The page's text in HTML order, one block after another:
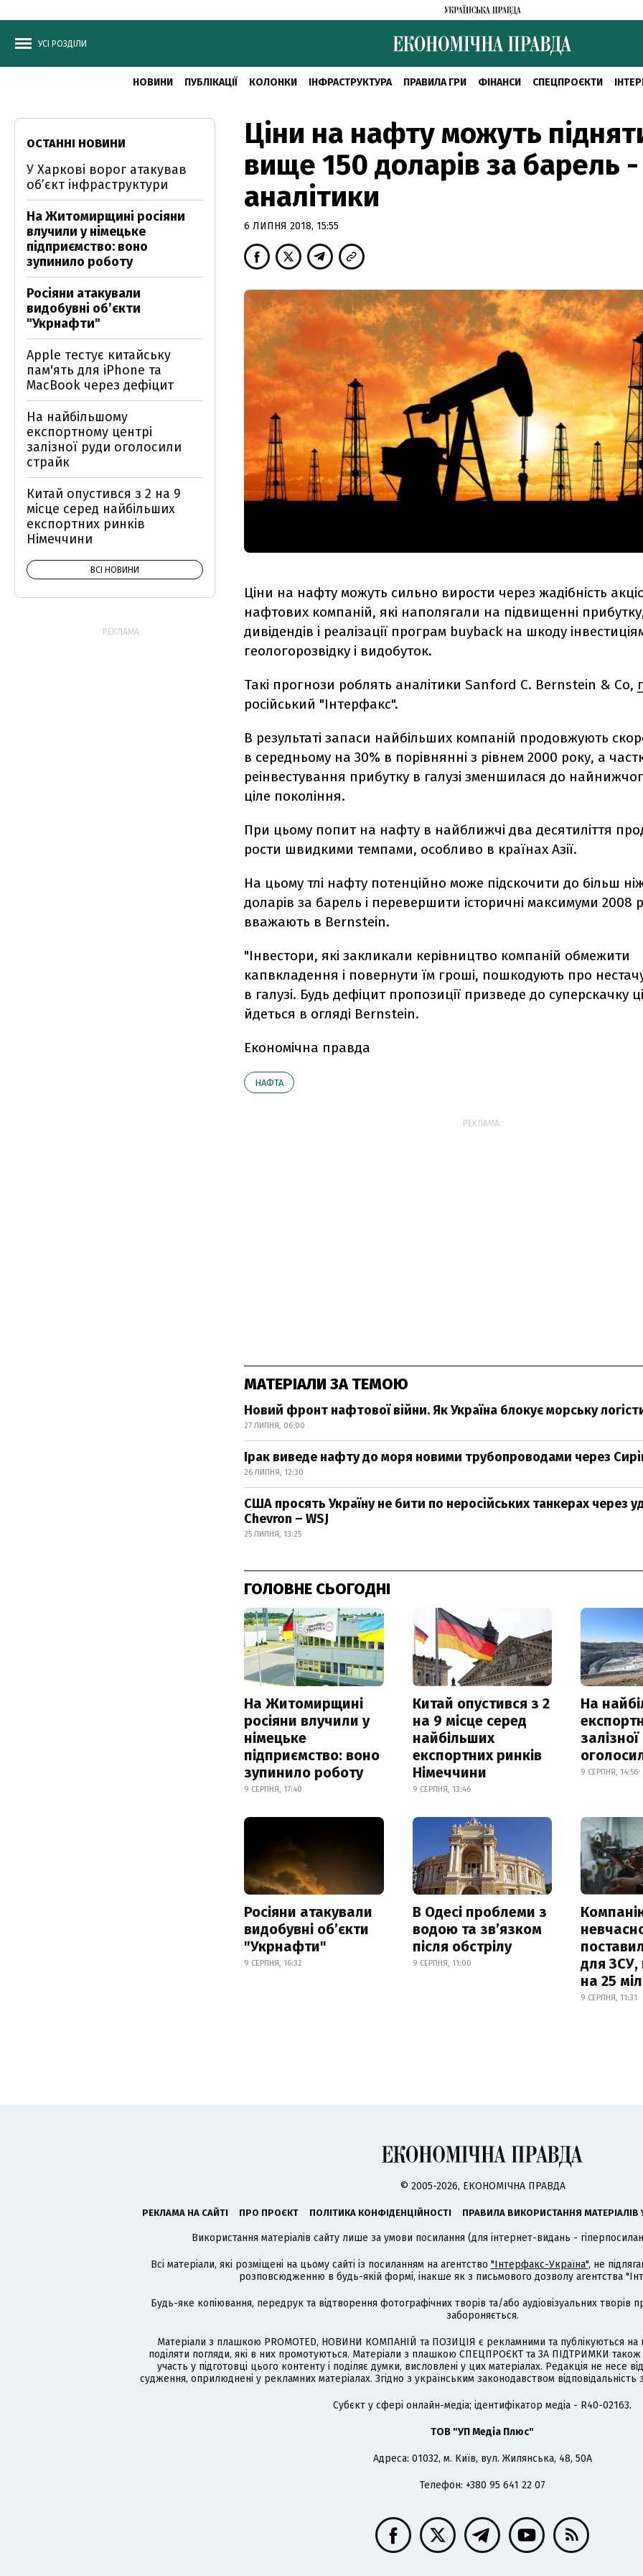
УСІ РОЗДІЛИ
НОВИНИ ПУБЛІКАЦІЇ КОЛОНКИ ІНФРАСТРУКТУРА ПРАВИЛА ГРИ ФІНАНСИ СПЕЦПРОЄКТИ
Ціни на нафту можуть
вище 150 доларів за барель -
аналітики
6 ЛИПНЯ 2018, 15:55
Ціни на нафту можуть сильно вирости через жадібність
нафтових компаній, які наполягали на підвищенні
дивідендів і реалізації програм buyback на шкоду
геологорозвідку і видобуток.
Такі прогнози роблять аналітики Sanford C. Bernstein & Co,
російський "Інтерфакс".
В результаті запаси найбільших компаній продовжують
в середньому на 30% в порівнянні з рівнем 2000 року, а
реінвестування прибутку в галузі зменшилася до
ціле покоління.
При цьому попит на нафту в найближчі два десятиліття
рости швидкими темпами, особливо в країнах Азії.
На цьому тлі нафту потенційно може підскочити до більш
доларів за барель і перевершити історичні максимуми 2008
вважають в Bernstein.
"Інвестори, які закликали керівництво компаній обмежити
капвкладення і повернути їм гроші, пошкодують про нестачу
в галузі. Будь дефіцит пропозиції призведе до суперскачку
йдеться в огляді Bernstein.
Економічна правда
НАФТА
РЕКЛАМА:
МАТЕРІАЛИ ЗА ТЕМОЮ
Новий фронт нафтової війни. Як Україна блокує морську
27 ЛИПНЯ, 06:00
Ірак виведе нафту до моря новими трубопроводами через
26 ЛИПНЯ, 12:30
США просять Україну не бити по неросійських танкерах через
Chevron – WSJ
25 ЛИПНЯ, 13:25
ГОЛОВНЕ СЬОГОДНІ
На Житомирщині
росіяни влучили у
німецьке
підприємство: воно
зупинило роботу
9 СЕРПНЯ, 17:40
Китай опустився з 2
на 9 місце серед
найбільших
експортних ринків
Німеччини
9 СЕРПНЯ, 13:46
На
9 СЕРПНЯ, 14:56
Росіяни атакували
видобувні обʼєкти
"Укрнафти"
9 СЕРПНЯ, 16:32
В Одесі проблеми з
водою та звʼязком
після обстрілу
9 СЕРПНЯ, 11:00
для ЗСУ,
на 25
9 СЕРПНЯ, 11:31
ОСТАННІ НОВИНИ
У Харкові ворог атакував
обʼєкт інфраструктури
На Житомирщині росіяни
влучили у німецьке
підприємство: воно
зупинило роботу
Росіяни атакували
видобувні обʼєкти
"Укрнафти"
Apple тестує китайську
пам'ять для iPhone та
MacBook через дефіцит
На найбільшому
експортному центрі
залізної руди оголосили
страйк
Китай опустився з 2 на 9
місце серед найбільших
експортних ринків
Німеччини
ВСІ НОВИНИ
РЕКЛАМА:
© 2005-2026, ЕКОНОМІЧНА ПРАВДА
РЕКЛАМА НА САЙТІ ПРО ПРОЄКТ ПОЛІТИКА КОНФІДЕНЦІЙНОСТІ ПРАВИЛА ВИКОРИСТАННЯ МАТЕРІАЛІВ
Використання матеріалів сайту лише за умови посилання (для інтернет-видань -
Всі матеріали, які розміщені на цьому сайті із посиланням на агентство "Інтерфакс-Україна", не
розповсюдженню в будь-якій формі, інакше як з письмового дозволу агентства
Будь-яке копіювання, передрук та відтворення фотографічних творів та/або аудіовізуальних
забороняється.
Матеріали з плашкою PROMOTED, НОВИНИ КОМПАНІЙ та ПОЗИЦІЯ є рекламними та публікуються на
поділяти погляди, які в них промотуються. Матеріали з плашкою СПЕЦПРОЄКТ та ЗА ПІДТРИМКИ
участь у підготовці цього контенту і поділяє думки, висловлені у цих матеріалах. Редакція не несе
судження, оприлюднені у рекламних матеріалах. Згідно з українським законодавством
Cубєкт у сфері онлайн-медіа; ідентифікатор медіа - R40-02163.
ТОВ "УП Медіа Плюс"
Адреса: 01032, м. Київ, вул. Жилянська, 48, 50А
Телефон: +380 95 641 22 07